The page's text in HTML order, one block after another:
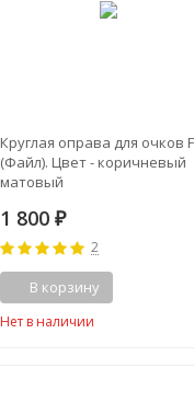
Круглая оправа для очков
(Файл). Цвет - коричневый
матовый
1 800 ₽
2
В корзину
Нет в наличии